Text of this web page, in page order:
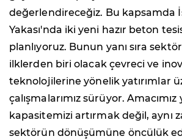
değerlendireceğiz. Bu kapsamda
Yakası'nda iki yeni hazır beton
planlıyoruz. Bunun yanı sıra
ilklerden biri olacak çevreci ve
teknolojilerine yönelik yatırımlar
çalışmalarımız sürüyor. Amacımız
kapasitemizi artırmak değil, aynı
sektörün dönüşümüne öncülük